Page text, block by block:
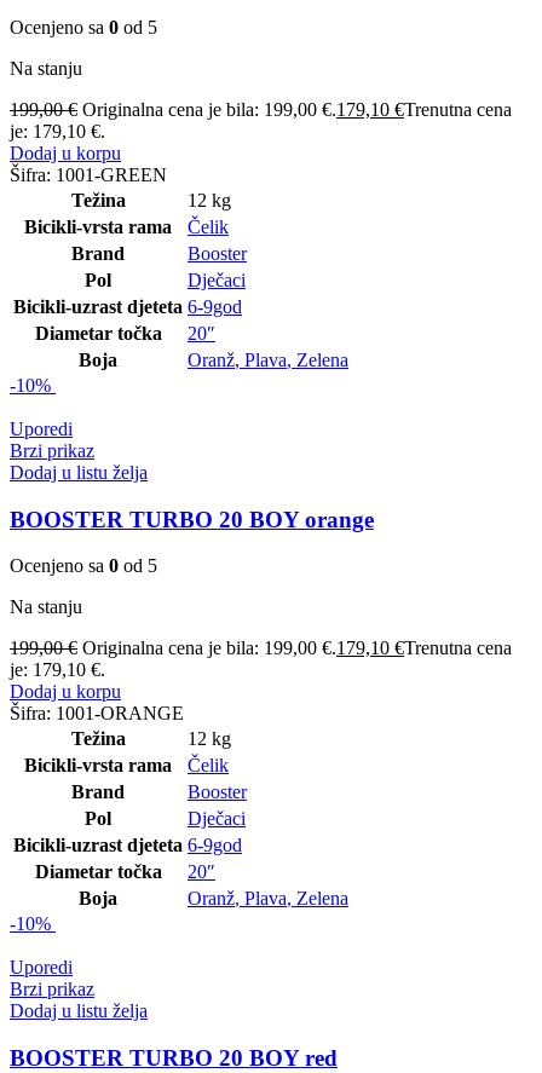
Ocenjeno sa 0 od 5
Na stanju
199,00€ Originalna cena je bila: 199,00 €.179,10 €Trenutna cena
je: 179,10 €.
Dodaj u korpu
Šifra: 1001-GREEN
Težina
12 kg
Bicikli-vrsta rama
Čelik
Brand
Booster
Pol
Dječaci
Bicikli-uzrast djeteta 6-9god
Diametar točka
20″
Boja
Oranž, Plava, Zelena
-10%
Uporedi
Brzi prikaz
Dodaj u listu želja
BOOSTER TURBO 20 BOY orange
Ocenjeno sa 0 od 5
Na stanju
199,00€ Originalna cena je bila: 199,00 €.179,10 €Trenutna cena
je: 179,10 €.
Dodaj u korpu
Šifra: 1001-ORANGE
Težina
12 kg
Bicikli-vrsta rama
Čelik
Brand
Booster
Pol
Dječaci
Bicikli-uzrast djeteta 6-9god
Diametar točka
20″
Boja
Oranž, Plava, Zelena
-10%
Uporedi
Brzi prikaz
Dodaj u listu želja
BOOSTER TURBO 20 BOY red